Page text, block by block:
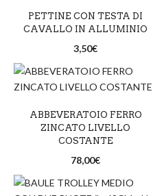
PETTINE CON TESTA DI
CAVALLO IN ALLUMINIO
3,50€
ABBEVERATOIO FERRO
ZINCATO LIVELLO
COSTANTE
78,00€